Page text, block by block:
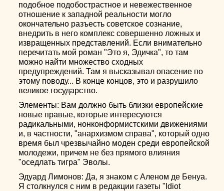
подобное подобострастное и невежественное
отношение к западной реальности могло
окончательно разъесть советское сознание,
внедрить в него комплекс совершенно ложных и
извращенных представлений. Если внимательно
перечитать мой роман "Это я, Эдичка", то там
можно найти множество сходных
предупреждений. Там я высказывал опасение по
этому поводу... В конце концов, это и разрушило
великое государство.
Элементы: Вам должно быть близки европейские
новые правые, которые интересуются
радикальными, нонконформистскими движениями
и, в частности, "анархизмом справа", который одно
время был чрезвычайно моден среди европейской
молодежи, причем не без прямого влияния
"оседлать тигра" Эволы.
Эдуард Лимонов: Да, я знаком с Аленом де Бенуа.
Я столкнулся с ним в редакции газеты "Idiot